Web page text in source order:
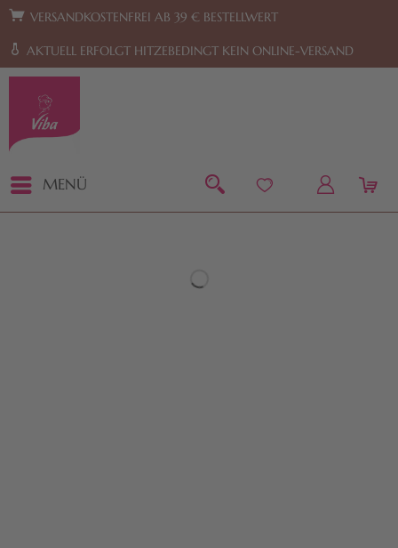
Zur Hauptnavigation springen Zum Footer springen
VERSANDKOSTENFREI AB 39 € BESTELLWERT
AKTUELL ERFOLGT HITZEBEDINGT KEIN ONLINE-VERSAND
MENÜ